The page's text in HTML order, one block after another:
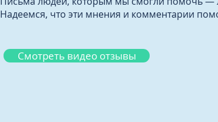
Надеемся, что эти мнения и комментарии
Смотреть видео отзывы